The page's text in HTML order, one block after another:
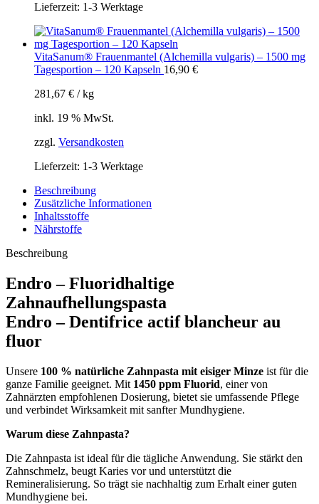
Lieferzeit: 1-3 Werktage
VitaSanum® Frauenmantel (Alchemilla vulgaris) – 1500 mg
Tagesportion – 120 Kapseln 16,90 €
281,67 € /kg
inkl. 19 % MwSt.
zzgl. Versandkosten
Lieferzeit: 1-3 Werktage
Beschreibung
Zusätzliche Informationen
Inhaltsstoffe
Nährstoffe
Beschreibung
Endro – Fluoridhaltige
Zahnaufhellungspasta
Endro – Dentifrice actif blancheur au
fluor
Unsere 100 % natürliche Zahnpasta mit eisiger Minze ist für die
ganze Familie geeignet. Mit 1450 ppm Fluorid, einer von
Zahnärzten empfohlenen Dosierung, bietet sie umfassende Pflege
und verbindet Wirksamkeit mit sanfter Mundhygiene.
Warum diese Zahnpasta?
Die Zahnpasta ist ideal für die tägliche Anwendung. Sie stärkt den
Zahnschmelz, beugt Karies vor und unterstützt die
Remineralisierung. So trägt sie nachhaltig zum Erhalt einer guten
Mundhygiene bei.